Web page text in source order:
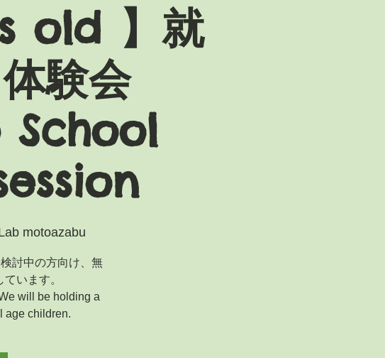
old 】就
験会
motoazabu
討中の方向け、無
います。
will be holding a
age children.